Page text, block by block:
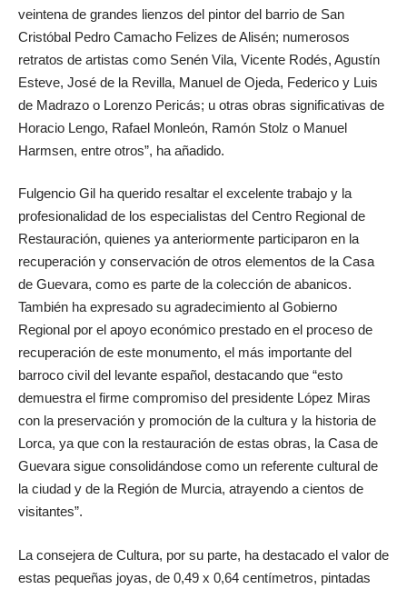
veintena de grandes lienzos del pintor del barrio de San
Cristóbal Pedro Camacho Felizes de Alisén; numerosos
retratos de artistas como Senén Vila, Vicente Rodés, Agustín
Esteve, José de la Revilla, Manuel de Ojeda, Federico y Luis
de Madrazo o Lorenzo Pericás; u otras obras significativas de
Horacio Lengo, Rafael Monleón, Ramón Stolz o Manuel
Harmsen, entre otros”, ha añadido.
Fulgencio Gil ha querido resaltar el excelente trabajo y la
profesionalidad de los especialistas del Centro Regional de
Restauración, quienes ya anteriormente participaron en la
recuperación y conservación de otros elementos de la Casa
de Guevara, como es parte de la colección de abanicos.
También ha expresado su agradecimiento al Gobierno
Regional por el apoyo económico prestado en el proceso de
recuperación de este monumento, el más importante del
barroco civil del levante español, destacando que “esto
demuestra el firme compromiso del presidente López Miras
con la preservación y promoción de la cultura y la historia de
Lorca, ya que con la restauración de estas obras, la Casa de
Guevara sigue consolidándose como un referente cultural de
la ciudad y de la Región de Murcia, atrayendo a cientos de
visitantes”.
La consejera de Cultura, por su parte, ha destacado el valor de
estas pequeñas joyas, de 0,49 x 0,64 centímetros, pintadas